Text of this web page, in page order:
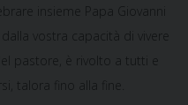
insieme Papa Giovanni
vostra capacità di vivere
pastore, è rivolto a tutti e
talora fino alla fine.